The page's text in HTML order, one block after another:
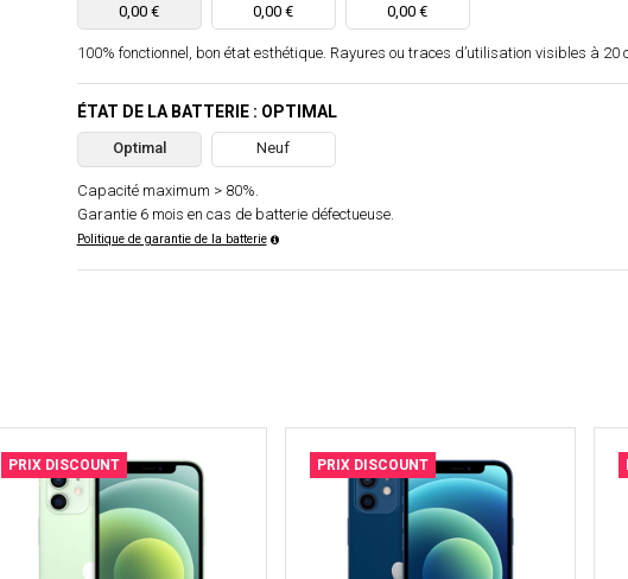
0,00 €
0,00 €
0,00 €
100% fonctionnel, bon état esthétique. Rayures ou traces d’utilisation visibles à 20
ÉTAT DE LA BATTERIE : OPTIMAL
Optimal Neuf
Capacité maximum > 80%.
Garantie 6 mois en cas de batterie défectueuse.
Politique de garantie de la batterie
PRIX DISCOUNT PRIX DISCOUNT